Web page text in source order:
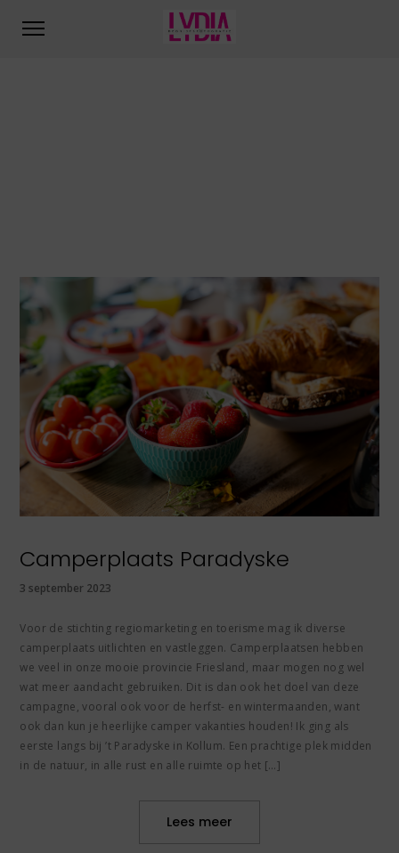
Camperplaats Paradyske
3 september 2023
Voor de stichting regiomarketing en toerisme mag ik diverse
camperplaats uitlichten en vastleggen. Camperplaatsen hebben
we veel in onze mooie provincie Friesland, maar mogen nog wel
wat meer aandacht gebruiken. Dit is dan ook het doel van deze
campagne, vooral ook voor de herfst- en wintermaanden, want
ook dan kun je heerlijke camper vakanties houden! Ik ging als
eerste langs bij ’t Paradyske in Kollum. Een prachtige plek midden
in de natuur, in alle rust en alle ruimte op het […]
Lees meer